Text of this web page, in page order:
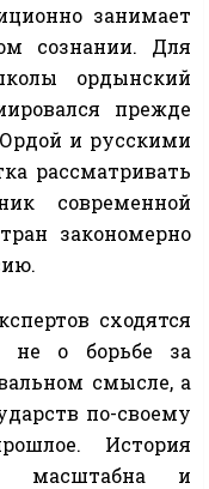
занимает
сознании. Для
ордынский
прежде
и русскими
рассматривать
современной
закономерно
сходятся
не о борьбе за
смысле, а
по-своему
История
масштабна и